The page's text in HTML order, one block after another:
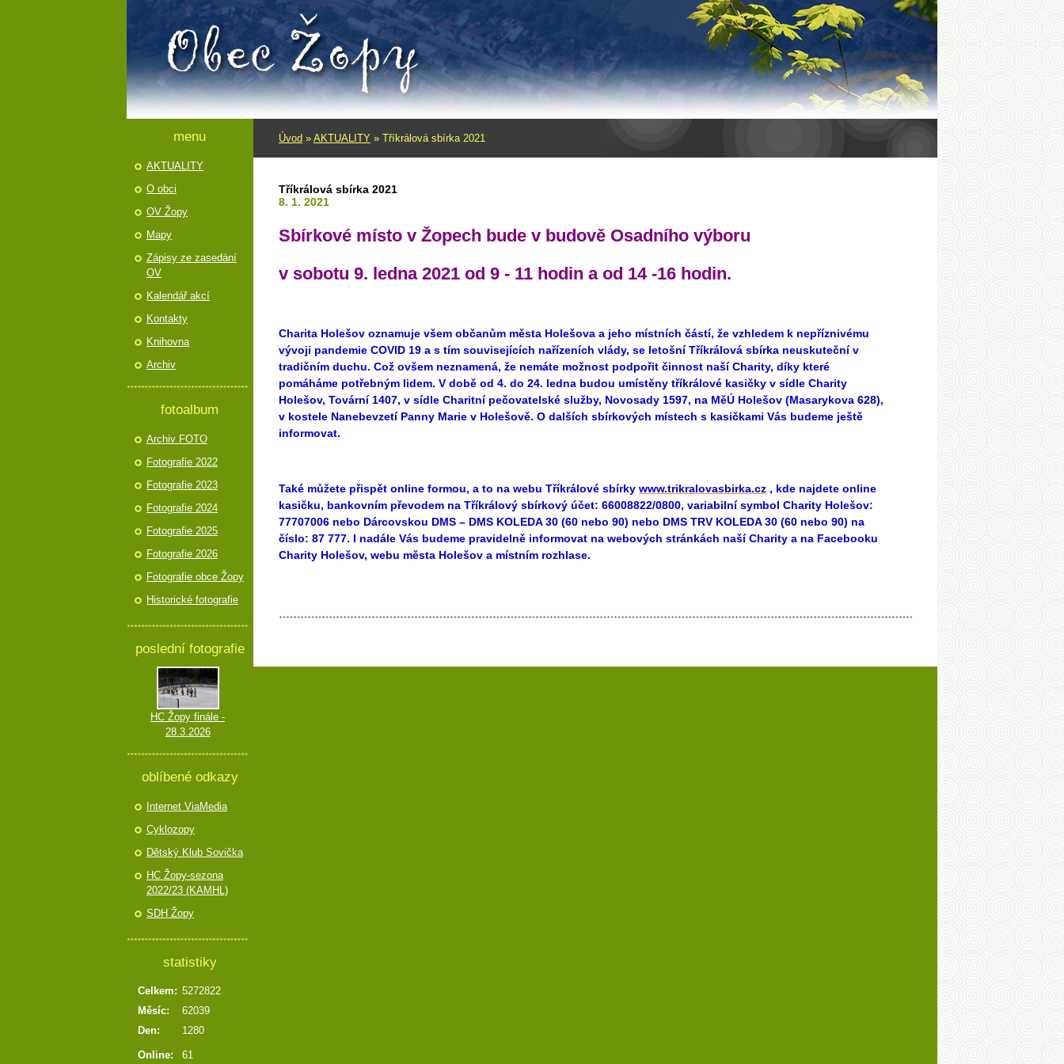
Úvod » AKTUALITY » Tříkrálová sbírka 2021
Tříkrálová sbírka 2021
8. 1. 2021
Sbírkové místo v Žopech bude v budově Osadního výboru
v sobotu 9. ledna 2021 od 9 - 11 hodin a od 14 -16 hodin.
Charita Holešov oznamuje všem občanům města Holešova a jeho místních částí, že vzhledem k nepříznivému
vývoji pandemie COVID 19 a s tím souvisejících nařízeních vlády, se letošníTříkrálová sbírka neuskuteční v
tradičním duchu. Což ovšem neznamená, že nemáte možnost podpořit činnost naší Charity, díky které
pomáháme potřebným lidem. V době od 4. do 24. ledna budou umístěny tříkrálové kasičky v sídle Charity
Holešov, Tovární 1407, v sídle Charitní pečovatelské služby, Novosady 1597, na MěÚ Holešov (Masarykova 628),
v kostele Nanebevzetí Panny Marie v Holešově. O dalších sbírkových místech s kasičkami Vás budeme ještě
informovat.
Také můžete přispět online formou, a to na webu Tříkrálové sbírky www.trikralovasbirka.cz , kde najdete online
kasičku, bankovním převodem na Tříkrálový sbírkový účet: 66008822/0800, variabilní symbol Charity Holešov:
77707006 nebo Dárcovskou DMS – DMS KOLEDA 30 (60 nebo 90) nebo DMS TRV KOLEDA 30 (60 nebo 90) na
číslo: 87 777. I nadále Vás budeme pravidelně informovat na webových stránkách naší Charity a na Facebooku
Charity Holešov, webu města Holešov a místním rozhlase.
menu
AKTUALITY
O obci
OV Žopy
Mapy
Zápisy ze zasedání
OV
Kalendář akcí
Kontakty
Knihovna
Archiv
fotoalbum
Archiv FOTO
Fotografie 2022
Fotografie 2023
Fotografie 2024
Fotografie 2025
Fotografie 2026
Fotografie obce Žopy
Historické fotografie
poslední fotografie
HC Žopy finále -
28.3.2026
oblíbené odkazy
Internet ViaMedia
Cyklozopy
Dětský Klub Sovička
HC Žopy-sezona
2022/23 (KAMHL)
SDH Žopy
statistiky
Online: 61
Celkem: 5272822
Měsíc:
62039
Den:
1280